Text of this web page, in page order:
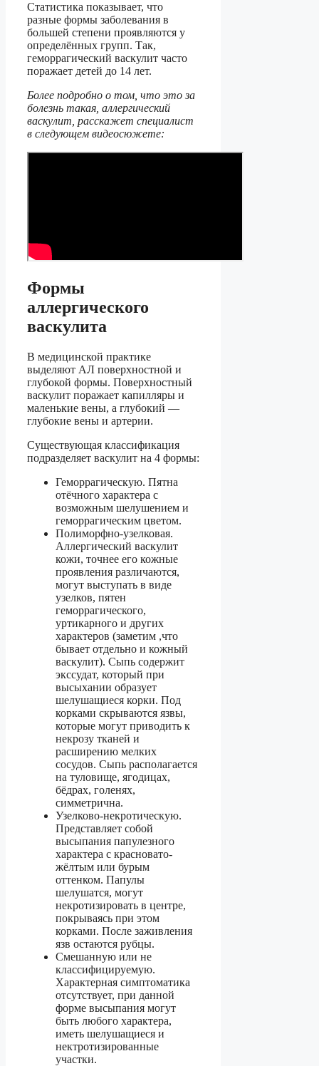
Статистика показывает, что
разные формы заболевания в
большей степени проявляются у
определённых групп. Так,
геморрагический васкулит часто
поражает детей до 14 лет.
Более подробно о том, что это за
болезнь такая, аллергический
васкулит, расскажет специалист
в следующем видеосюжете:
Формы
аллергического
васкулита
В медицинской практике
выделяют АЛ поверхностной и
глубокой формы. Поверхностный
васкулит поражает капилляры и
маленькие вены, а глубокий —
глубокие вены и артерии.
Существующая классификация
подразделяет васкулит на 4 формы:
Геморрагическую. Пятна
отёчного характера с
возможным шелушением и
геморрагическим цветом.
Полиморфно-узелковая.
Аллергический васкулит
кожи, точнее его кожные
проявления различаются,
могут выступать в виде
узелков, пятен
геморрагического,
уртикарного и других
характеров (заметим ,что
бывает отдельно и кожный
васкулит). Сыпь содержит
экссудат, который при
высыхании образует
шелушащиеся корки. Под
корками скрываются язвы,
которые могут приводить к
некрозу тканей и
расширению мелких
сосудов. Сыпь располагается
на туловище, ягодицах,
бёдрах, голенях,
симметрична.
Узелково-некротическую.
Представляет собой
высыпания папулезного
характера с красновато-
жёлтым или бурым
оттенком. Папулы
шелушатся, могут
некротизировать в центре,
покрываясь при этом
корками. После заживления
язв остаются рубцы.
Смешанную или не
классифицируемую.
Характерная симптоматика
отсутствует, при данной
форме высыпания могут
быть любого характера,
иметь шелушащиеся и
нектротизированные
участки.